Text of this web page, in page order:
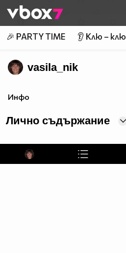
👾
🎉 PARTY TIME 👂 Клю – клю
vasila_nik
Инфо
Лично съдържание